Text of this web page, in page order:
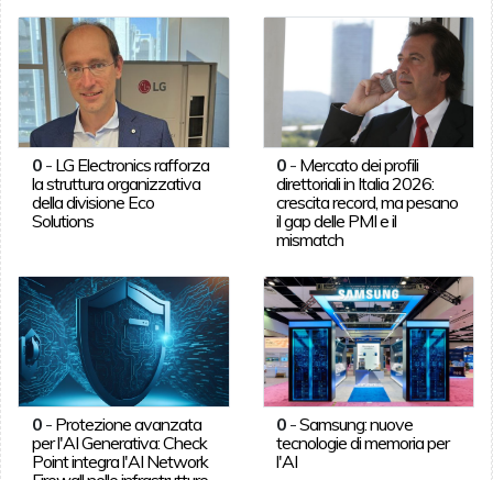
0- LG Electronics rafforza
la struttura organizzativa
della divisione Eco
Solutions
0 - Mercato dei profili
direttoriali in Italia 2026:
crescita record, ma pesano
il gap delle PMI e il
mismatch
0- Protezione avanzata
per l'AI Generativa: Check
Point integra l'AI Network
0 -Samsung: nuove
tecnologie di memoria per
l'AI